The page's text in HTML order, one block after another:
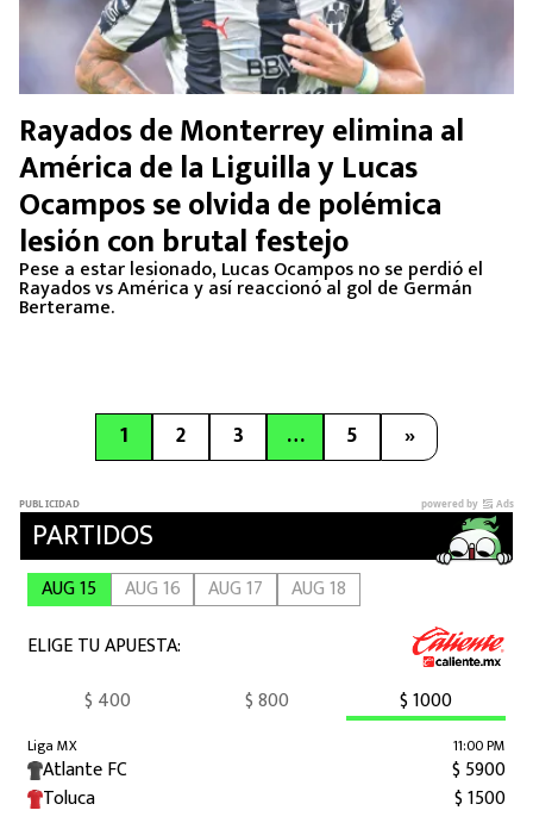
Rayados de Monterrey elimina al
América de la Liguilla y Lucas
Ocampos se olvida de polémica
lesión con brutal festejo
Pese a estar lesionado, Lucas Ocampos no se perdió el
Rayados vs América y así reaccionó al gol de Germán
Berterame.
1 2 3 … 5 »